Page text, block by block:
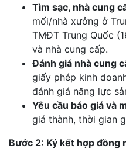
Tìm sạc, nhà cung
mối/nhà xưởng ở
TMĐT Trung Quốc
và nhà cung cấp.
Đánh giá nhà cung
giấy phép kinh
đánh giá năng lực
Yêu cầu báo giá và
giá thành, thời gian
Bước 2: Ký kết hợp đồng